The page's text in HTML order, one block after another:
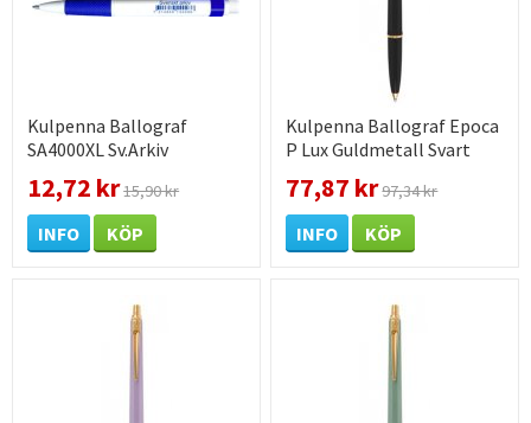
Kulpenna Ballograf
SA4000XL Sv.Arkiv
Gummigrepp Blå
12,72 kr15,90 kr
INFO KÖP
Kulpenna Ballograf Epoca
P Lux Guldmetall Svart
77,87 kr97,34 kr
INFO KÖP